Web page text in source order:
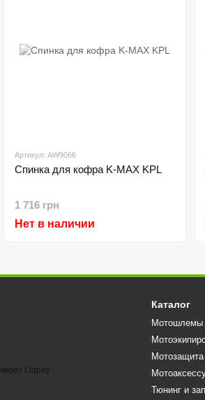
Артикул: AW9066
Спинка для кофра K-MAX KPL
1 716 грн
Нет в наличии
Каталог
Мотошлемы
Мотозащита
Тюнинг и